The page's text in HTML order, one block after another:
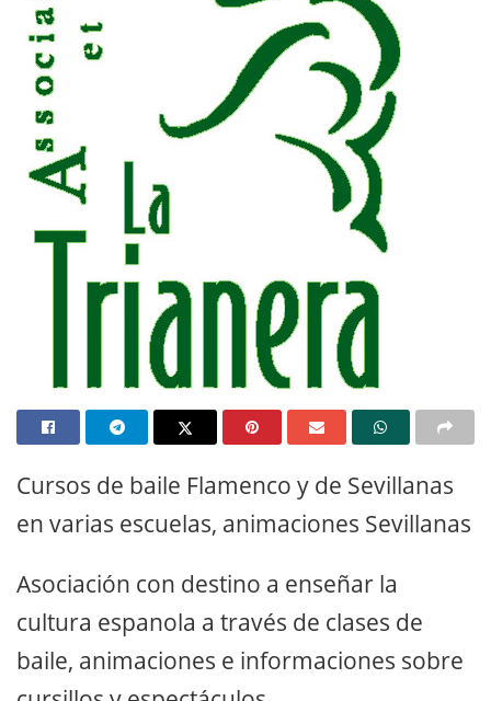
Cursos de baile Flamenco y de Sevillanas
en varias escuelas, animaciones Sevillanas
Asociación con destino a enseñar la
cultura espanola a través de clases de
baile, animaciones e informaciones sobre